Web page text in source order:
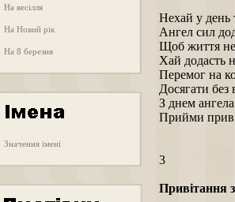
На весілля
На Новий рік
На 8 березня
Значення імені
Нехай у день
Ангел сил
Щоб життя не
Хай додасть
Перемог на
Досягати без
З днем
Прийми
3
Привітання